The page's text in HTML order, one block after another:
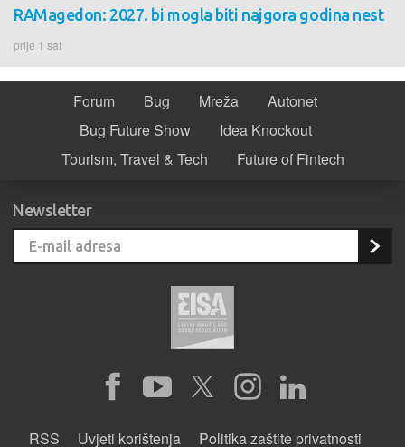
RAMagedon: 2027. bi mogla biti najgora godina nest
prije 1 sat
Forum Bug Mreža
Autonet
Bug Future Show
Idea Knockout
Tourism, Travel & Tech
Future of Fintech
Newsletter
RSS Uvjeti korištenja Politika zaštite privatnosti